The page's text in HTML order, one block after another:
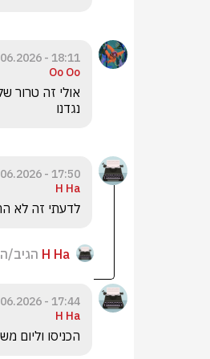
18:11 - 17.06.2026
Oo Oo
נגדנו
17:50 - 17.06.2026
H Ha
לדעתי זה לא
H Ha הגיב/
17:44 - 17.06.2026
H Ha
הכניסו וליום